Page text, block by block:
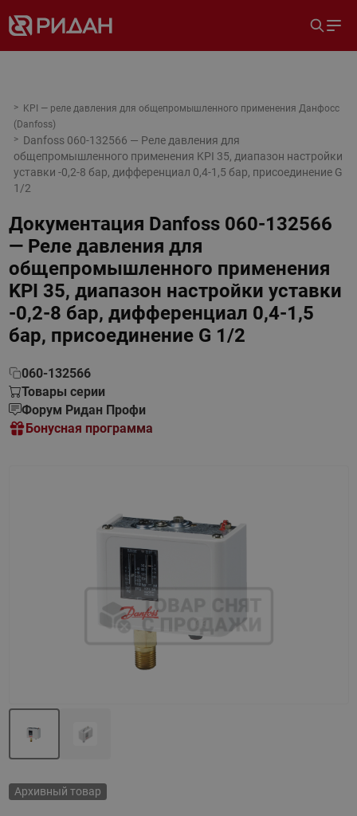
KPI — реле давления для общепромышленного применения Данфосс
(Danfoss)
Danfoss 060-132566 — Реле давления для
общепромышленного применения KPI 35, диапазон настройки
уставки -0,2-8 бар, дифференциал 0,4-1,5 бар, присоединение G
1/2
Документация Danfoss 060-132566
— Реле давления для
общепромышленного применения
KPI 35, диапазон настройки уставки
-0,2-8 бар, дифференциал 0,4-1,5
бар, присоединение G 1/2
060-132566
Товары серии
Форум Ридан Профи
Бонусная программа
Архивный товар